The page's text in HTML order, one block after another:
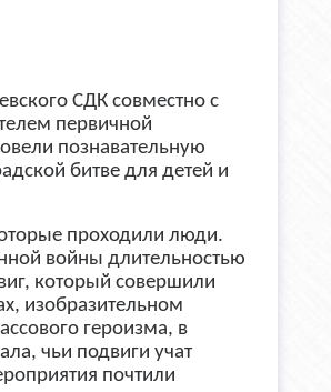
СДК совместно с
первичной
познавательную
битве для детей и
проходили люди.
войны длительностью
который совершили
изобразительном
героизма, в
чьи подвиги учат
почтили